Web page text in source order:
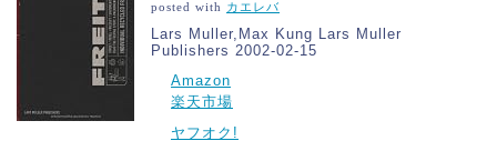
posted with カエレバ
Lars Muller,Max Kung Lars Muller
Publishers 2002-02-15
Amazon
楽天市場
ヤフオク!